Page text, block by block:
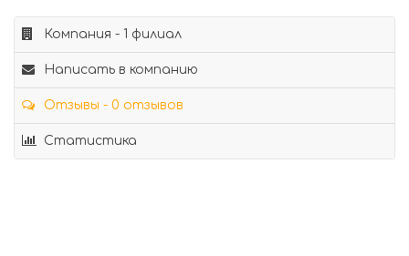
Компания - 1 филиал
Написать в компанию
Отзывы - 0 отзывов
Статистика